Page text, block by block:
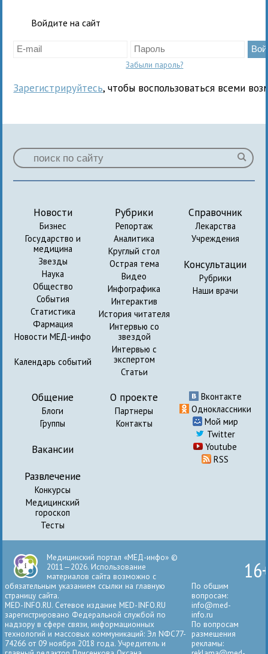
Войдите на сайт
Забыли пароль?
Зарегистрируйтесь, чтобы воспользоваться всеми
Новости
Бизнес
Государство и
медицина
Звезды
Наука
Общество
События
Статистика
Фармация
Новости МЕД-инфо
Календарь событий
Рубрики
Репортаж
Аналитика
Круглый стол
Острая тема
Видео
Инфографика
Интерактив
История читателя
Интервью со
звездой
Интервью с
экспертом
Статьи
Справочник
Лекарства
Учреждения
Консультации
Рубрики
Наши врачи
Общение
Блоги
Группы
Вакансии
Развлечение
Конкурсы
Медицинский
гороскоп
Тесты
О проекте
Партнеры
Контакты
Вконтакте
Одноклассники
Мой мир
Twitter
Youtube
RSS
Медицинский портал «МЕД-инфо» ©
2011—2026. Использование
материалов сайта возможно с
обязательным указанием ссылки на главную
страницу сайта.
MED-INFO.RU. Сетевое издание MED-INFO.RU
зарегистрировано Федеральной службой по
надзору в сфере связи, информационных
технологий и массовых коммуникаций: Эл NФС77-
74266 от 09 ноября 2018 года. Учредитель и
По общим
вопросам:
info@med-
info.ru
По вопросам
размещения
рекламы: